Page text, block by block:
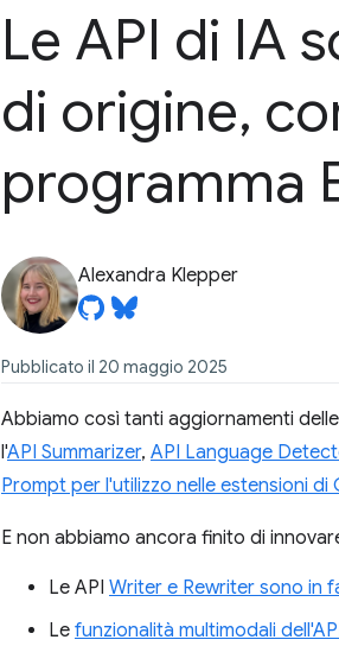
Le API di IA
di origine,
programma
Alexandra Klepper
Pubblicato il 20 maggio 2025
Abbiamo così tanti aggiornamenti
l'API Summarizer, API Language
Prompt per l'utilizzo nelle estensioni di
E non abbiamo ancora finito di
Le API Writer e Rewriter sono in
Le funzionalità multimodali